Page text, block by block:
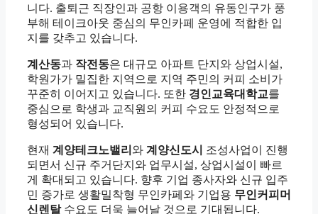
니다. 출퇴근 직장인과 공항 이용객의 유동인구가 풍
부해 테이크아웃 중심의 무인카페 운영에 적합한 입
지를 갖추고 있습니다.
계산동과 작전동은 대규모 아파트 단지와 상업시설,
학원가가 밀집한 지역으로 지역 주민의 커피 소비가
꾸준히 이어지고 있습니다. 또한 경인교육대학교를
중심으로 학생과 교직원의 커피 수요도 안정적으로
형성되어 있습니다.
현재 계양테크노밸리 와 계양신도시
조성사업이 진행
되면서 신규 주거단지와 업무시설, 상업시설이 빠르
게 확대되고 있습니다. 향후 기업 종사자와 신규 입주
민 증가로 생활밀착형 무인카페와 기업용 무인커피머
신렌탈수요도 더욱 늘어날 것으로 기대됩니다.